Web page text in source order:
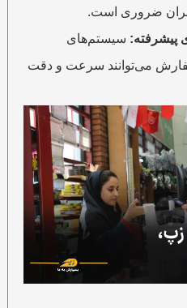
ضروری است.
پیشرفته:سیستم‌های
می‌توانند سرعت و دقت